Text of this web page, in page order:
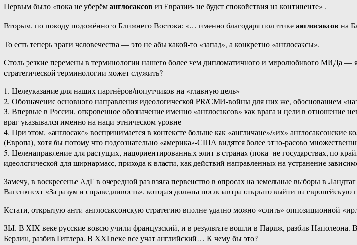
Первым было «пока не уберёманглосаксов из Евразии- не будет спокойствия на континенте» .
Вторым, по поводу подожённого Ближнего Востока: «… именно благодаря политикеанглосаксов на
То есть теперь враги человечества — это не абы какой-то «запад», а конкретно «англосаксы».
Столь резкие перемены в терминологии нашего более чем дипломатичного и миролюбивого МИДа —
стратегической терминологии может служить?
1. Целеуказание для наших партнёров/попутчиков на «главную цель»
2. Обозначение основного направления идеологической PR/СМИ-войны для них же, обоснованием
3. Впервые в России, откровенное обозначение именно «англосаксов» как врага и цели в отношение
враг указывался именно на наци-этническом уровне
4. При этом, «англосакс» воспринимается в контексте больше как «англичане»/»их»
(Европа), хотя бы потому что подсознательно «америка»-США видятся более этно-расово
5. Целенаправление для растущих, нацориентированных элит в странах (пока- не государствах, по
идеологической для ширнармасс, прихода к власти, как действий направленных на устранение
Замечу, в воскресенье АдГ в очередной раз взяла первенство в опросах на земельные выборы в
Вагенкнехт «За разум и справедливость», которая должна послезавтра открыто выйти на
Кстати, открытую анти-англосаксонскую стратегию вполне удачно можно «слить» оппозиционной
ЗЫ. В XIX веке русские вовсю учили французский, и в результате вошли в Париж, разбив
Берлин, разбив Гитлера. В XXI веке все учат английский… К чему бы это?